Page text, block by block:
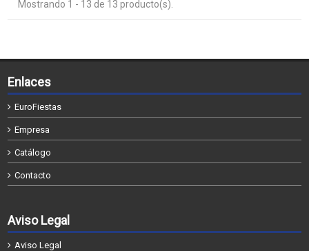
Mostrando 1 - 13 de 13 producto(s).
Enlaces
EuroFiestas
Empresa
Catálogo
Contacto
Aviso Legal
Aviso Legal